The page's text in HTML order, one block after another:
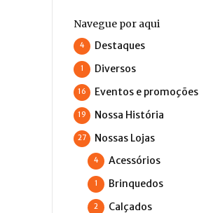
Navegue por aqui
Destaques
4
Diversos
1
Eventos e promoções
16
Nossa História
19
Nossas Lojas
27
Acessórios
4
Brinquedos
1
Calçados
2